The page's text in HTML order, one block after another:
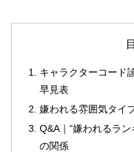
キャラクターコード
早見表
嫌われる雰囲気タイ
Q&A｜“嫌われるラ
の関係